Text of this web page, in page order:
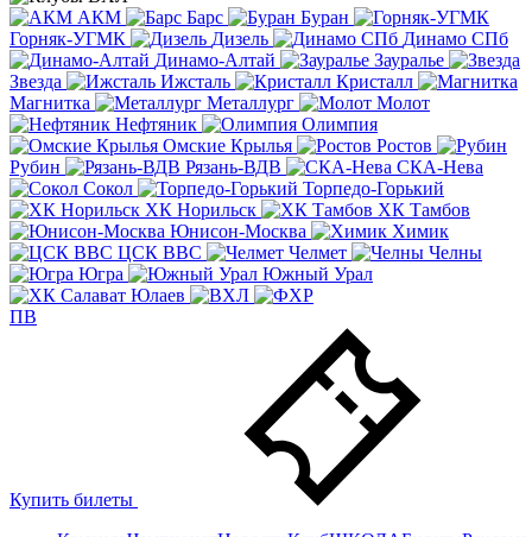
АКМ Барс
Буран
Горняк-УГМК
Дизель
Динамо СПб
Динамо-Алтай
Зауралье
Звезда
Ижсталь
Кристалл
Магнитка
Металлург
Молот
Нефтяник
Олимпия
Омские Крылья
Ростов
Рубин
Рязань-ВДВ
СКА-Нева
Сокол
Торпедо-Горький
ХК Норильск
ХК Тамбов
Юнисон-Москва
Химик
ЦСК ВВС
Челмет
Челны
Югра
Южный Урал
ПВ
Купить билеты